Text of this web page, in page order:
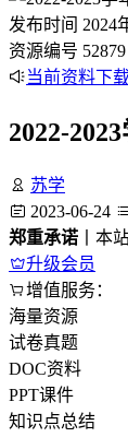
发布时间 2024
资源编号 52879
当前资料下
2022-
苏学
2023-06-24
郑重承诺 丨本
升级会员
增值服务：
海量资源
试卷真题
DOC资料
PPT课件
知识点总结